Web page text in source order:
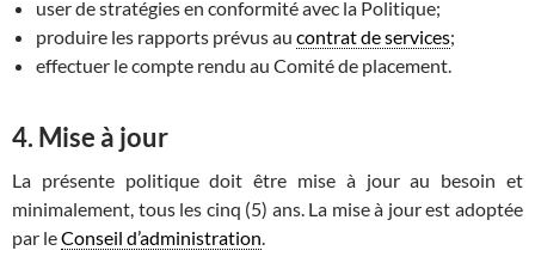
user de stratégies en conformité avec la Politique;
produire les rapports prévus au contrat de services;
effectuer le compte rendu au Comité de placement.
4. Mise à jour
La présente politique doit être mise à jour au besoin et
minimalement, tous les cinq (5) ans. La mise à jour est adoptée
par leConseil d’administration.